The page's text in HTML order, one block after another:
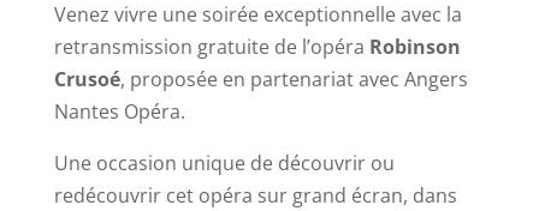
Venez vivre une soirée exceptionnelle avec la
retransmission gratuite de l’opéra Robinson
Crusoé, proposée en partenariat avec Angers
Nantes Opéra.
Une occasion unique de découvrir ou
redécouvrir cet opéra sur grand écran, dans